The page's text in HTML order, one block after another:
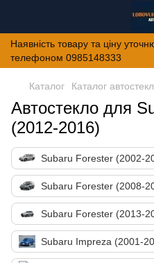
Наявність товару та ціну
телефоном 0985148333
Каталог Каталог
Автостекло для
(2012-2016)
Subaru Forester (2002-
Subaru Forester (2008-
Subaru Forester (2013-
Subaru Impreza (2001-